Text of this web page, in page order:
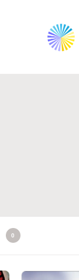
0